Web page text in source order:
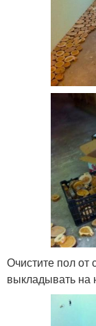
Очистите пол от
выкладывать на